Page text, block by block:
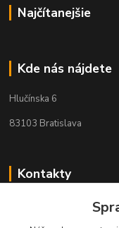
Najčítanejšie
Kde nás nájdete
Hlučínska 6
83103 Bratislava
Kontakty
+421 908 678